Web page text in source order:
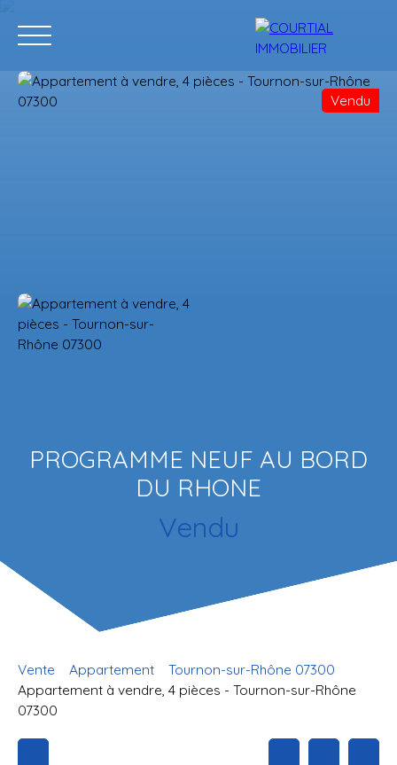
Vendu
PROGRAMME NEUF AU BORD
DU RHONE
Vendu
Vente Appartement
Tournon-sur-Rhône 07300
Appartement à vendre, 4 pièces - Tournon-sur-Rhône
07300